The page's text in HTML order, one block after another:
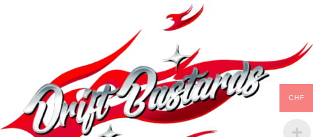
CHF